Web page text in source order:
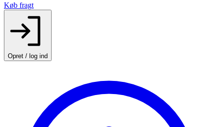
Køb fragt
Opret / log ind